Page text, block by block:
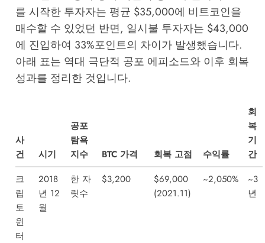
를 시작한 투자자는 평균 $35,000에 비트코인을
매수할 수 있었던 반면, 일시불 투자자는 $43,000
에 진입하여 33%포인트의 차이가 발생했습니다.
아래 표는 역대 극단적 공포 에피소드와 이후 회복
성과를 정리한 것입니다.
사
건
시기
공포
탐욕
지수
BTC 가격 회복 고점 수익률
회
복
기
간
크
립
토
윈
터
2018
년 12
월
한 자
릿수
$3,200
$69,000
(2021.11)
~2,050%
~3
년